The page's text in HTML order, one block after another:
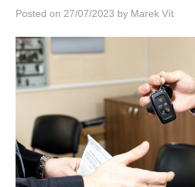
KRÁSA
LIFESTYLE
PODNIKÁNÍ
SPORT
Posted on 27/07/2023 by Marek Vít